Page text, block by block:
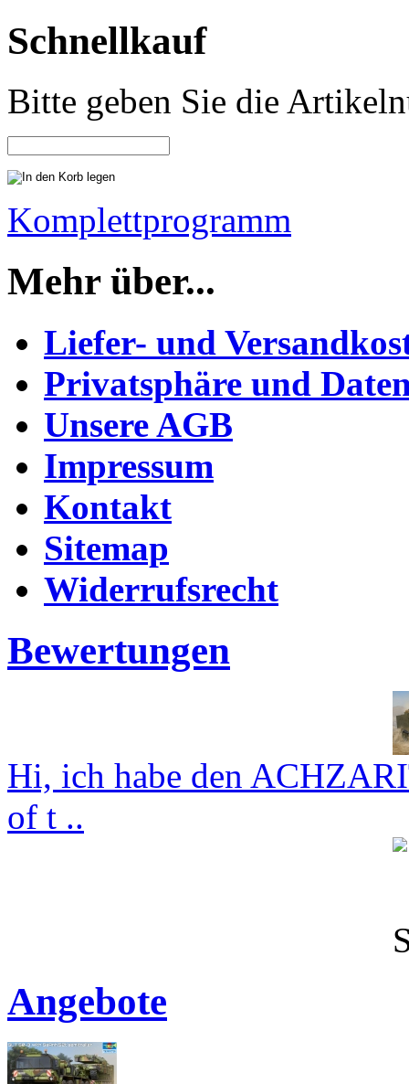
Schnellkauf
Bitte geben Sie die
Komplettprogramm
Mehr über...
Liefer- und
Privatsphäre und
Unsere AGB
Impressum
Kontakt
Sitemap
Widerrufsrecht
Bewertungen
Hi, ich habe den
of t ..
Angebote